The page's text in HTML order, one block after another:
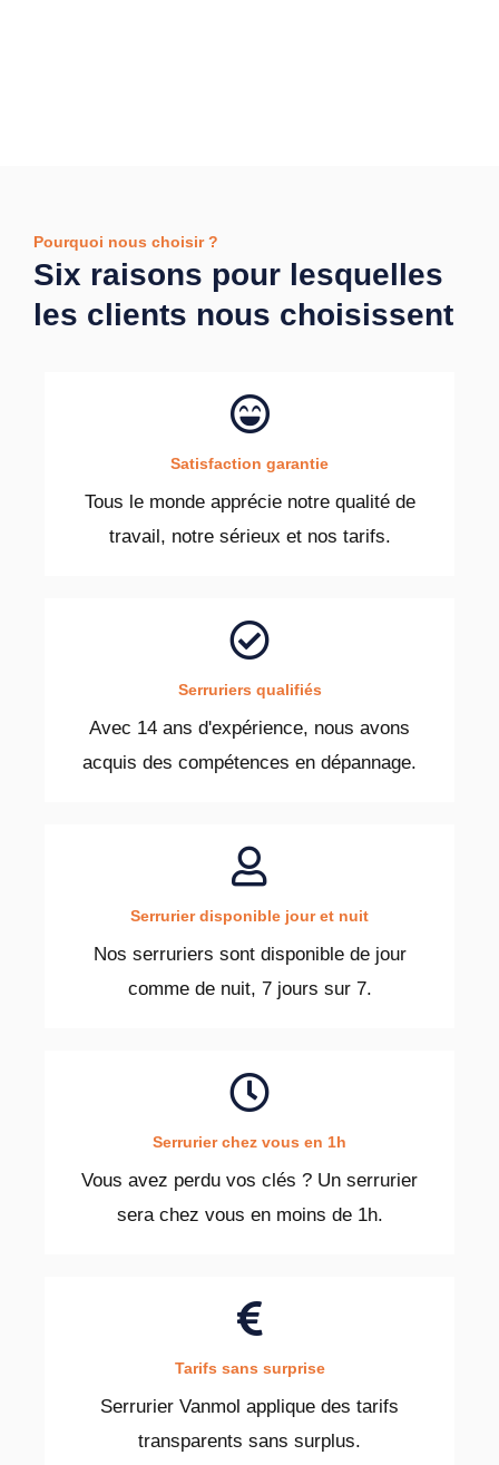
Pourquoi nous choisir ?
Six raisons pour lesquelles
les clients nous choisissent
Satisfaction garantie
Tous le monde apprécie notre qualité de
travail, notre sérieux et nos tarifs.
Serruriers qualifiés
Avec 14 ans d'expérience, nous avons
acquis des compétences en dépannage.
Serrurier disponible jour et nuit
Nos serruriers sont disponible de jour
comme de nuit, 7 jours sur 7.
Serrurier chez vous en 1h
Vous avez perdu vos clés ? Un serrurier
sera chez vous en moins de 1h.
Tarifs sans surprise
Serrurier Vanmol applique des tarifs
transparents sans surplus.